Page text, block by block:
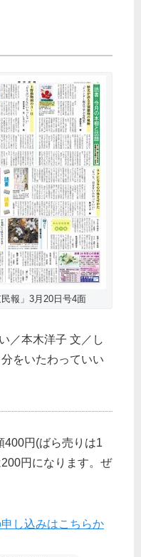
民報」3月20日号4面
／本木洋子 文／し
をいたわっていい
400円(ばら売りは1
円になります。ぜ
し込みはこちらか